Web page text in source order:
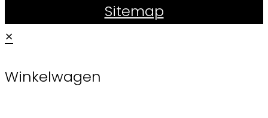
Sitemap
×
Winkelwagen